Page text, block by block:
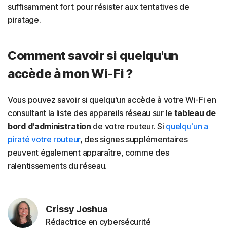
suffisamment fort pour résister aux tentatives de
piratage.
Comment savoir si quelqu'un
accède à mon Wi-Fi ?
Vous pouvez savoir si quelqu'un accède à votre Wi-Fi en
consultant la liste des appareils réseau sur le tableau de
bord d'administration de votre routeur. Si quelqu'un a
piraté votre routeur, des signes supplémentaires
peuvent également apparaître, comme des
ralentissements du réseau.
Crissy Joshua
Rédactrice en cybersécurité